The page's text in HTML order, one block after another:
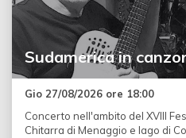
Sudamerica in
Gio 27/08/2026 ore 18:00
Concerto nell'ambito del XVIII
Chitarra di Menaggio e lago di